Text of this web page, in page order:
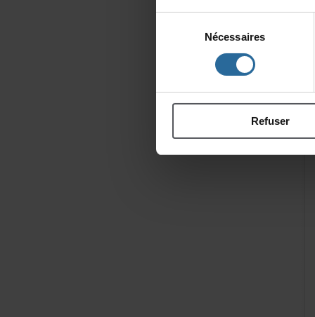
consentement
Nécessaires
Refuser